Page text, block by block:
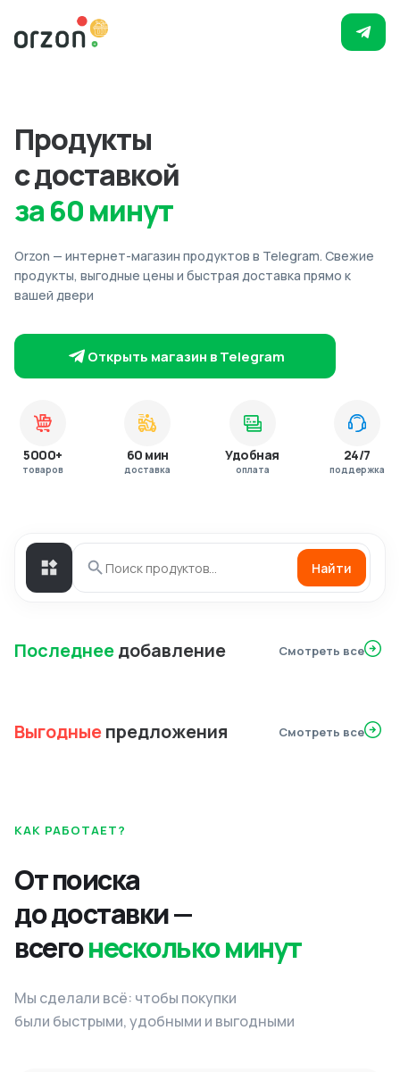
Продукты
с доставкой
за 60 минут
Orzon — интернет-магазин продуктов в Telegram. Свежие
продукты, выгодные цены и быстрая доставка прямо к
вашей двери
Открыть магазин в Telegram
5000+
товаров
60 мин
доставка
Удобная
оплата
24/7
поддержка
Найти
Последнеедобавление Смотреть все
Выгодныепредложения Смотреть все
КАК РАБОТАЕТ?
От поиска
до доставки —
всегонесколько минут
Мы сделали всё: чтобы покупки
были быстрыми, удобными и выгодными